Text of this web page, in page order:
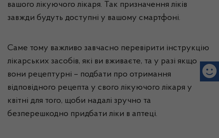
вашого лікуючого лікаря. Так призначення ліків
завжди будуть доступні у вашому смартфоні.
Саме тому важливо завчасно перевірити інструкцію
лікарських засобів, які ви вживаєте, та у разі якщо
вони рецептурні – подбати про отримання
відповідного рецепта у свого лікуючого лікаря у
квітні для того, щоби надалі зручно та
безперешкодно придбати ліки в аптеці.